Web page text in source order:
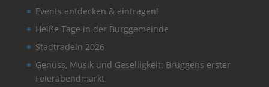
Events entdecken & eintragen!
Heiße Tage in der Burggemeinde
Stadtradeln 2026
Genuss, Musik und Geselligkeit: Brüggens erster
Feierabendmarkt